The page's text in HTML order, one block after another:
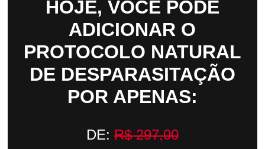
HOJE, VOCÊ PODE
ADICIONAR O
PROTOCOLO NATURAL
DE DESPARASITAÇÃO
POR APENAS:
DE: R$ 297,00